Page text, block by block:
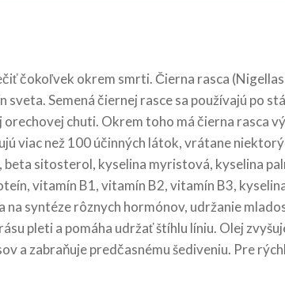
čokoľvek okrem smrti. Čierna rasca
Semená čiernej rasce sa používajú po
chuti. Okrem toho má čierna rasca
viac než 100 účinných látok, vrátane
sitosterol, kyselina myristová, kyselina
vitamín B1, vitamín B2, vitamín B3,
syntéze rôznych hormónov, udržanie
pleti a pomáha udržať štíhlu líniu. Olej
a zabraňuje predčasnému šediveniu. Pre